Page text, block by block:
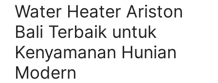
Water Heater Ariston
Bali Terbaik untuk
Kenyamanan Hunian
Modern